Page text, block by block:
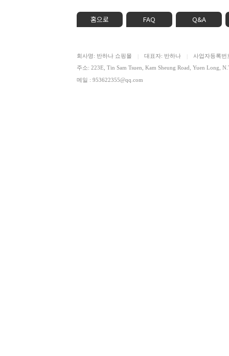
홈으로 FAQ Q&A
회사명: 반하나 쇼핑몰 대표자: 반하나
사업자등록
주소: 223E, Tin Sam Tsuen, Kam Sheung Road, Yuen Long,
메일 : 953622355@qq.com